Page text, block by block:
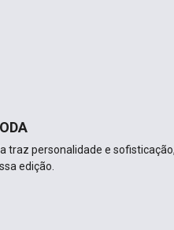
traz personalidade e
edição.